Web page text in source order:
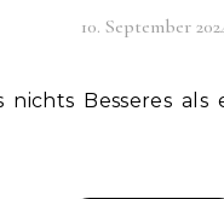
10. September